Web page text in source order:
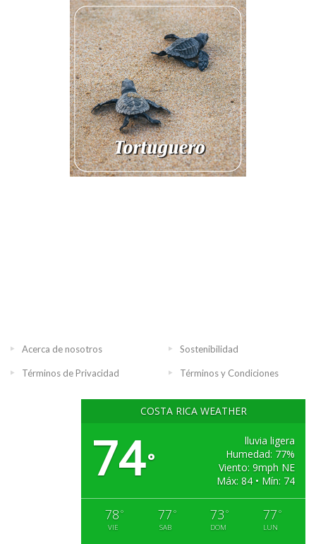
Acerca de nosotros Sostenibilidad
Términos de Privacidad Términos y Condiciones
COSTA RICA WEATHER
74°
lluvia ligera
Humedad: 77%
Viento: 9mph NE
Máx: 84 • Mín: 74
78 °
VIE
77 °
SAB
73 °
DOM
77 °
LUN